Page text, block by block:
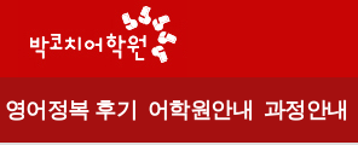
영어정복 후기 어학원안내 과정안내